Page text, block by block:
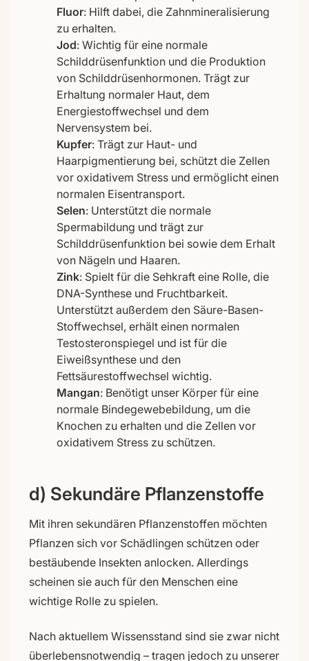
Fluor: Hilft dabei, die Zahnmineralisierung
zu erhalten.
Jod: Wichtig für eine normale
Schilddrüsenfunktion und die Produktion
von Schilddrüsenhormonen. Trägt zur
Erhaltung normaler Haut, dem
Energiestoffwechsel und dem
Nervensystem bei.
Kupfer: Trägt zur Haut- und
Haarpigmentierung bei, schützt die Zellen
vor oxidativem Stress und ermöglicht einen
normalen Eisentransport.
Selen: Unterstützt die normale
Spermabildung und trägt zur
Schilddrüsenfunktion bei sowie dem Erhalt
von Nägeln und Haaren.
Zink: Spielt für die Sehkraft eine Rolle, die
DNA-Synthese und Fruchtbarkeit.
Unterstützt außerdem den Säure-Basen-
Stoffwechsel, erhält einen normalen
Testosteronspiegel und ist für die
Eiweißsynthese und den
Fettsäurestoffwechsel wichtig.
Mangan: Benötigt unser Körper für eine
normale Bindegewebebildung, um die
Knochen zu erhalten und die Zellen vor
oxidativem Stress zu schützen.
d) Sekundäre Pflanzenstoffe
Mit ihren sekundären Pflanzenstoffen möchten
Pflanzen sich vor Schädlingen schützen oder
bestäubende Insekten anlocken. Allerdings
scheinen sie auch für den Menschen eine
wichtige Rolle zu spielen.
Nach aktuellem Wissensstand sind sie zwar nicht
überlebensnotwendig – tragen jedoch zu unserer